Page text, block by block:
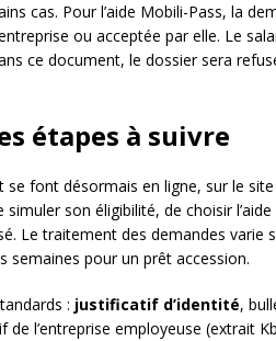
cas. Pour l’aide Mobili-Pass, la
ou acceptée par elle. Le
ce document, le dossier sera
étapes à suivre
se font désormais en ligne, sur le
son éligibilité, de choisir
Le traitement des demandes varie
semaines pour un prêt accession.
: justificatif d’identité,
l’entreprise employeuse (extrait